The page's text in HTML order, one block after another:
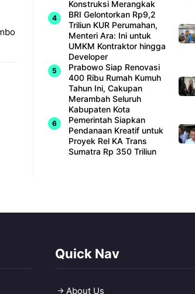
Konstruksi Merangkak
BRI Gelontorkan Rp9,2
Triliun KUR Perumahan,
Menteri Ara: Ini untuk
UMKM Kontraktor hingga
Developer
Prabowo Siap Renovasi
400 Ribu Rumah Kumuh
Tahun Ini, Cakupan
Merambah Seluruh
Kabupaten Kota
Pemerintah Siapkan
Pendanaan Kreatif untuk
Proyek Rel KA Trans
Sumatra Rp 350 Triliun
Quick Nav
About Us